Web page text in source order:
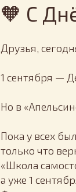
🧡 С
Друзья,
1 сентября —
Но в
Пока у всех
только что
«Школа
а уже 1